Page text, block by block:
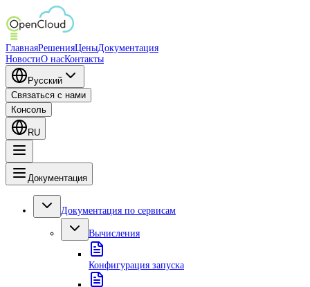
ГлавнаяРешенияЦеныДокументация
НовостиО насКонтакты
Русский
Связаться с нами
Консоль
RU
Документация
Документация по сервисам
Вычисления
Конфигурация запуска